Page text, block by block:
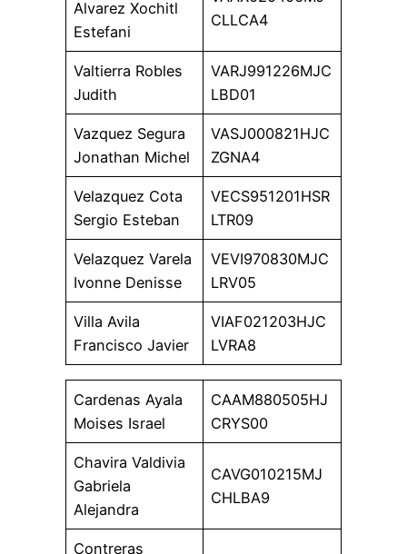
Alvarez Xochitl
Estefani
CLLCA4
Valtierra Robles
Judith
VARJ991226MJC
LBD01
Vazquez Segura
Jonathan Michel
VASJ000821HJC
ZGNA4
Velazquez Cota
Sergio Esteban
VECS951201HSR
LTR09
Velazquez Varela
Ivonne Denisse
VEVI970830MJC
LRV05
Villa Avila
Francisco Javier
VIAF021203HJC
LVRA8
Cardenas Ayala
Moises Israel
CAAM880505HJ
CRYS00
Chavira Valdivia
Gabriela
Alejandra
CAVG010215MJ
CHLBA9
Contreras